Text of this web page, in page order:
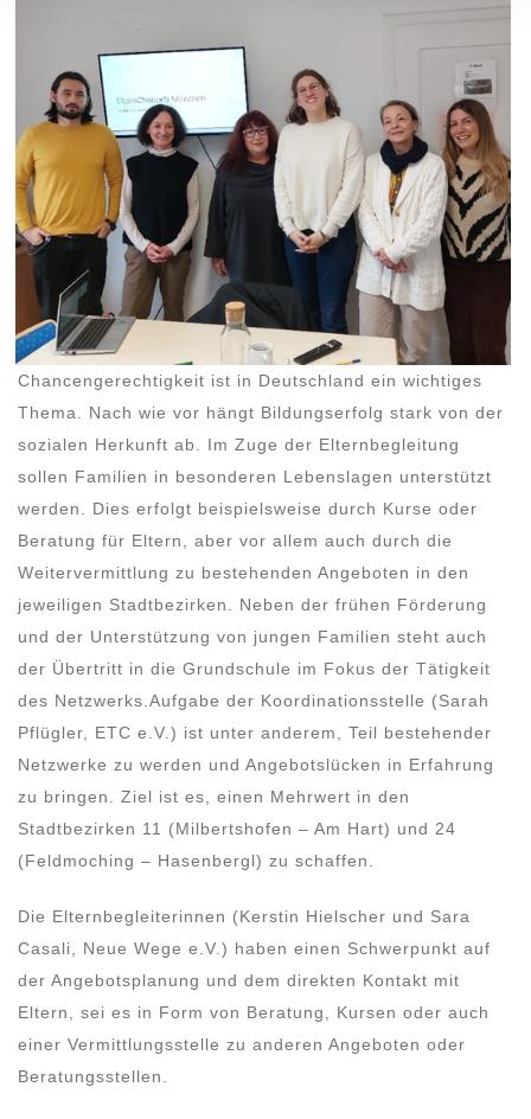
Chancengerechtigkeit ist in Deutschland ein wichtiges
Thema. Nach wie vor hängt Bildungserfolg stark von der
sozialen Herkunft ab. Im Zuge der Elternbegleitung
sollen Familien in besonderen Lebenslagen unterstützt
werden. Dies erfolgt beispielsweise durch Kurse oder
Beratung für Eltern, aber vor allem auch durch die
Weitervermittlung zu bestehenden Angeboten in den
jeweiligen Stadtbezirken. Neben der frühen Förderung
und der Unterstützung von jungen Familien steht auch
der Übertritt in die Grundschule im Fokus der Tätigkeit
des Netzwerks.Aufgabe der Koordinationsstelle (Sarah
Pflügler, ETC e.V.) ist unter anderem, Teil bestehender
Netzwerke zu werden und Angebotslücken in Erfahrung
zu bringen. Ziel ist es, einen Mehrwert in den
Stadtbezirken 11 (Milbertshofen – Am Hart) und 24
(Feldmoching – Hasenbergl) zu schaffen.
Die Elternbegleiterinnen (Kerstin Hielscher und Sara
Casali, Neue Wege e.V.) haben einen Schwerpunkt auf
der Angebotsplanung und dem direkten Kontakt mit
Eltern, sei es in Form von Beratung, Kursen oder auch
einer Vermittlungsstelle zu anderen Angeboten oder
Beratungsstellen.